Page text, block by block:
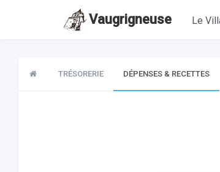
Vaugrigneuse Le
TRÉSORERIE DÉPENSES & RECETTES